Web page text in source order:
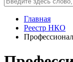
Главная
Реестр НКО